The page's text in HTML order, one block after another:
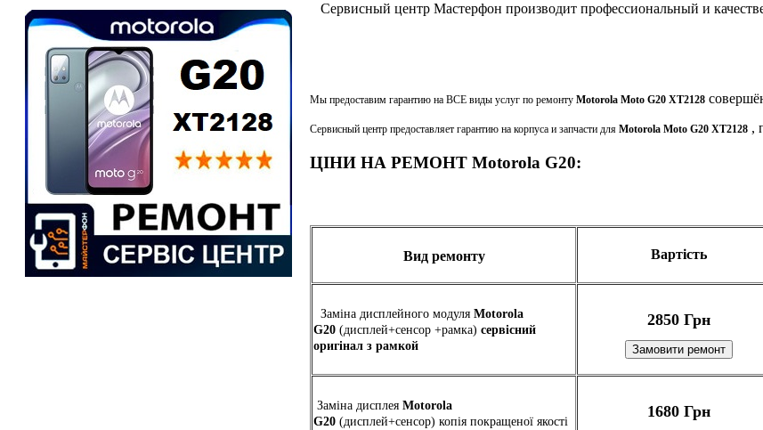
Сервисный центр Мастерфон производит профессиональный и
Мы предоставим гарантию на ВСЕ виды услуг по ремонту Motorola Moto G20 XT2128
Сервисный центр предоставляет гарантию на корпуса и запчасти для Motorola Moto G20 XT2128 ,
ЦІНИ НА РЕМОНТ Motorola G20:
Вид ремонту Вартість
Заміна дисплейного модуля Motorola
G20 (дисплей+сенсор +рамка) сервісний
оригінал з рамкой
2850 Грн
Заміна дисплея Motorola
G20 (дисплей+сенсор) копія покращеної якості
1680 Грн